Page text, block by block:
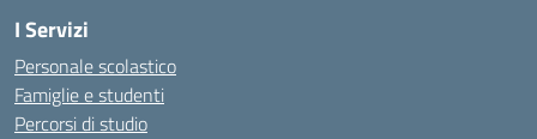
I Servizi
Personale scolastico
Famiglie e studenti
Percorsi di studio